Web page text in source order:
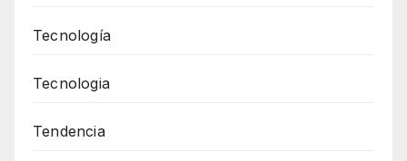
Tecnología
Tecnologia
Tendencia